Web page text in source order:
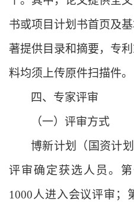
书或项目计划书首页及
著提供目录和摘要，专
料均须上传原件扫描件。
四、专家评审
（一）评审方式
博新计划（国资计划
评审确定获选人员。
1000人进入会议评审；